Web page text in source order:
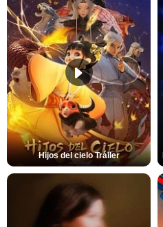
Hijos del cielo Tráiler